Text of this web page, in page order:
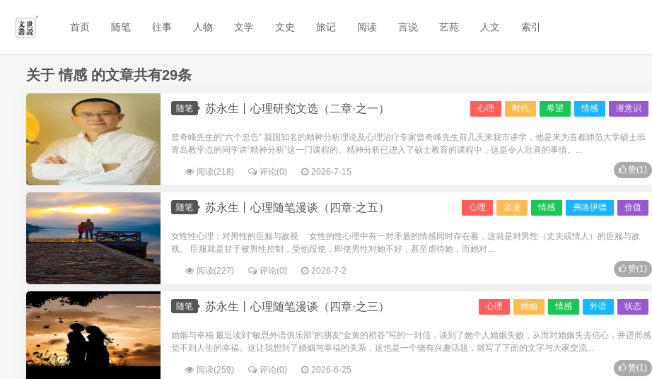
首页 随笔 往事 人物 文学 文史 旅记 阅读 言说 艺苑 人文 索引
关于情感 的文章共有29条
随笔 心理 时代 希望 情感 潜意识
苏永生丨心理研究文选（二章·之一）
曾奇峰先生的“六个忠告” 我国知名的精神分析理论及心理治疗专家曾奇峰先生前几天来我市讲学，他是来为首都师范大学硕士班
青岛教学点的同学讲“精神分析”这一门课程的。精神分析已进入了硕士教育的课程中，这是令人欣喜的事情。...
阅读(218) 评论(0) 2026-7-15 赞(1)
随笔 心理 浪漫 情感 弗洛伊德 价值
苏永生丨心理随笔漫谈（四章·之五）
女性性心理：对男性的臣服与敌视 女性的性心理中有一对矛盾的情感同时存在着，这就是对男性（丈夫或情人）的臣服与敌
视。 臣服就是甘于被男性控制，受他役使，即使男性对她不好，甚至虐待她，而她对...
阅读(227) 评论(0) 2026-7-2 赞(1)
随笔 心理 婚姻 情感 外语 状态
苏永生丨心理随笔漫谈（四章·之三）
婚姻与幸福 最近读到“敏思外语俱乐部”的朋友“金黄的稻谷”写的一封信，谈到了她个人婚姻失败，从而对婚姻失去信心，并进而感
觉不到人生的幸福。这让我想到了婚姻与幸福的关系，这也是一个饶有兴趣话题，就写了下面的文字与大家交流...
阅读(259) 评论(0) 2026-6-25 赞(1)